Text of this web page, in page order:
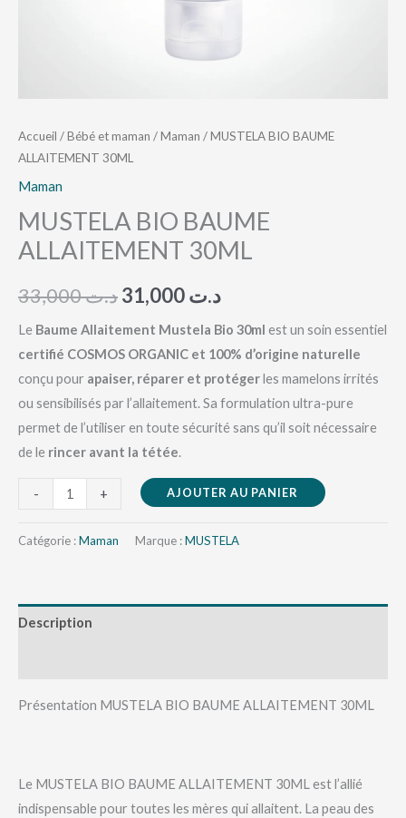
Accueil /Bébé et maman /Maman / MUSTELA BIO BAUME
ALLAITEMENT 30ML
Maman
MUSTELA BIO BAUME
ALLAITEMENT 30ML
د.ت33,000 د.ت
Le Baume Allaitement Mustela Bio 30ml est un soin essentiel
certifié COSMOS ORGANIC et 100% d’origine naturelle
conçu pour apaiser, réparer et protégerles mamelons irrités
ou sensibilisés par l’allaitement. Sa formulation ultra-pure
permet de l’utiliser en toute sécurité sans qu’il soit nécessaire
de le rincer avant la tétée.
- + AJOUTER AU PANIER
Catégorie :Maman Marque :MUSTELA
Description
Présentation MUSTELA BIO BAUME ALLAITEMENT 30ML
Le MUSTELA BIO BAUME ALLAITEMENT 30ML est l’allié
indispensable pour toutes les mères qui allaitent. La peau des